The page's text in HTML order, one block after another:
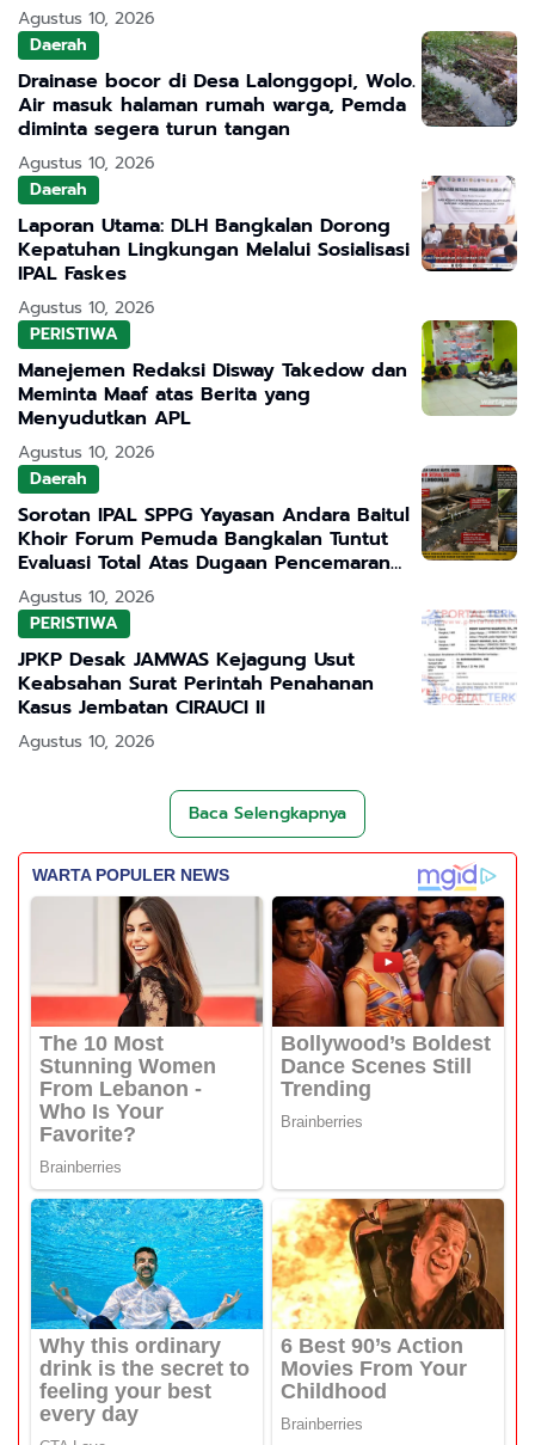
Agustus 10, 2026
Daerah
Drainase bocor di Desa Lalonggopi, Wolo.
Air masuk halaman rumah warga, Pemda
diminta segera turun tangan
Agustus 10, 2026
Daerah
Laporan Utama: DLH Bangkalan Dorong
Kepatuhan Lingkungan Melalui Sosialisasi
IPAL Faskes
Agustus 10, 2026
PERISTIWA
Manejemen Redaksi Disway Takedow dan
Meminta Maaf atas Berita yang
Menyudutkan APL
Agustus 10, 2026
Daerah
Sorotan IPAL SPPG Yayasan Andara Baitul
Khoir Forum Pemuda Bangkalan Tuntut
Evaluasi Total Atas Dugaan Pencemaran
Lingkungan
Agustus 10, 2026
PERISTIWA
JPKP Desak JAMWAS Kejagung Usut
Keabsahan Surat Perintah Penahanan
Kasus Jembatan CIRAUCI II
Agustus 10, 2026
Baca Selengkapnya